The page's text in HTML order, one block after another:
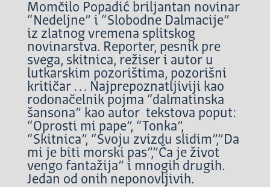
Momčilo Popadić briljantan novinar
“Nedeljne” i “Slobodne Dalmacije”
iz zlatnog vremena splitskog
novinarstva. Reporter, pesnik pre
svega, skitnica, režiser i autor u
lutkarskim pozorištima, pozorišni
kritičar … Najprepoznatljiviji kao
rodonačelnik pojma “dalmatinska
šansona” kao autor tekstova poput:
“Oprosti mi pape”, “Tonka”,
“Skitnica”, “Svoju zvizdu slidim”,”Da
mi je biti morski pas”,”Ča je život
vengo fantažija” i mnogih drugih.
Jedan od onih neponovljivih.